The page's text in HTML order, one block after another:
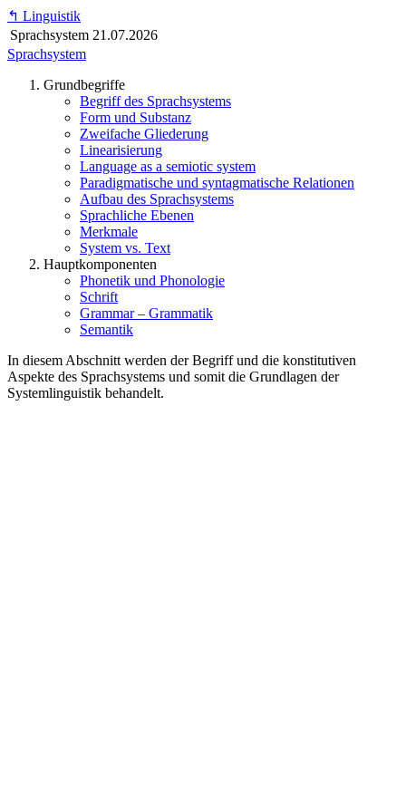
↰ Linguistik
Sprachsystem 21.07.2026
Sprachsystem
Grundbegriffe
Begriff des Sprachsystems
Form und Substanz
Zweifache Gliederung
Linearisierung
Language as a semiotic system
Paradigmatische und syntagmatische Relationen
Aufbau des Sprachsystems
Sprachliche Ebenen
Merkmale
System vs. Text
Hauptkomponenten
Phonetik und Phonologie
Schrift
Grammar – Grammatik
Semantik
In diesem Abschnitt werden der Begriff und die konstitutiven
Aspekte des Sprachsystems und somit die Grundlagen der
Systemlinguistik behandelt.